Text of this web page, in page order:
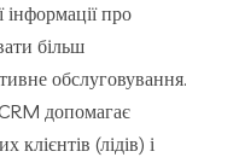
про
більш
обслуговування.
допомагає
клієнтів (лідів) і